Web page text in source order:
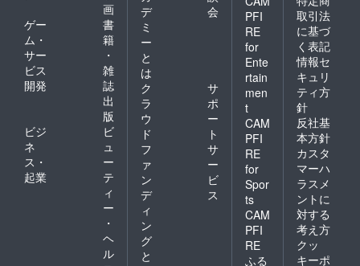
画
ゲー
ム・
サー
ビス
開発
書
籍
・
雑
誌
出
版
ビジ
ネ
ス・
起業
ビ
ュ
ー
テ
ィ
ー
・
ヘ
ル
デ
ミ
ー
と
は
会
ク
ラ
ウ
ド
フ
ァ
ン
デ
ィ
ン
グ
と
サ
ポ
ー
ト
サ
ー
ビ
ス
PFI
RE
for
Ente
rtain
men
t
CAM
PFI
RE
for
Spor
ts
CAM
PFI
RE
ふる
取引法
に基づ
く表記
情報セ
キュリ
ティ方
針
反社基
本方針
カスタ
マーハ
ラスメ
ントに
対する
考え方
クッ
キーポ